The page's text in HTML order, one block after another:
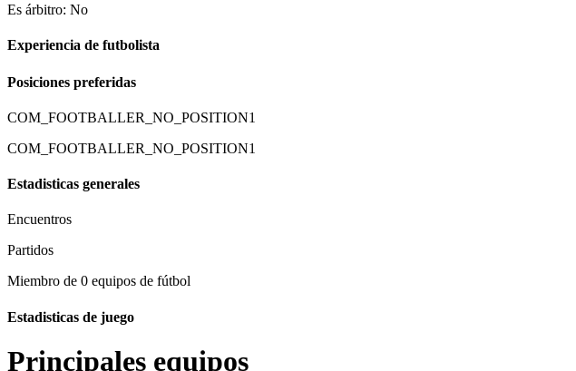
Es árbitro: No
Experiencia de futbolista
Posiciones preferidas
COM_FOOTBALLER_NO_POSITION1
COM_FOOTBALLER_NO_POSITION1
Estadisticas generales
Encuentros
Partidos
Miembro de 0 equipos de fútbol
Estadisticas de juego
Principales equipos